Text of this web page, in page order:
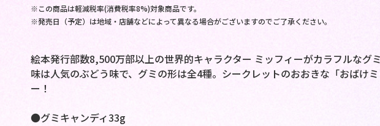
※この商品は軽減税率(消費税率8%)対象商品です。
※発売日（予定）は地域・店舗などによって異なる場合がございますのでご了承ください。
絵本発行部数8,500万部以上の世界的キャラクター ミッフィーがカラフルなグ
味は人気のぶどう味で、グミの形は全4種。シークレットのおおきな「おばけ
ー！
●グミキャンディ33g